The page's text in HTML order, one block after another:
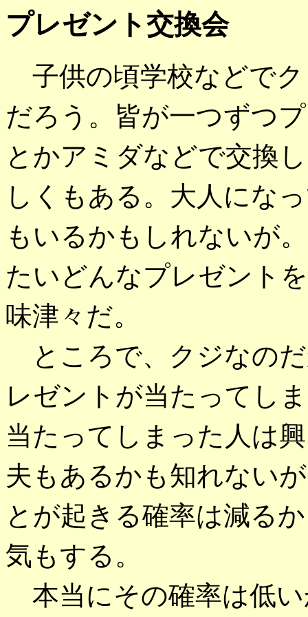
プレゼント交換会
子供の頃学校などで
だろう。皆が一つずつ
とかアミダなどで交換
しくもある。大人にな
もいるかもしれないが
たいどんなプレゼント
味津々だ。
ところで、クジなの
レゼントが当たってし
当たってしまった人は
夫もあるかも知れない
とが起きる確率は減る
気もする。
本当にその確率は低